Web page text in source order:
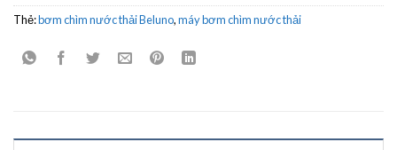
Thẻ:bơm chìm nước thải Beluno,máy bơm chìm nước thải